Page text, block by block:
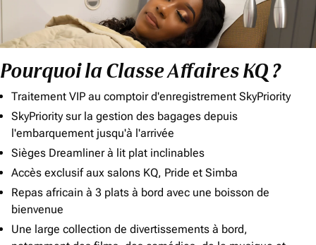
Pourquoi la Classe Affaires KQ ?
Traitement VIP au comptoir d'enregistrement SkyPriority
SkyPriority sur la gestion des bagages depuis
l'embarquement jusqu'à l'arrivée
Sièges Dreamliner à lit plat inclinables
Accès exclusif aux salons KQ, Pride et Simba
Repas africain à 3 plats à bord avec une boisson de
bienvenue
Une large collection de divertissements à bord,